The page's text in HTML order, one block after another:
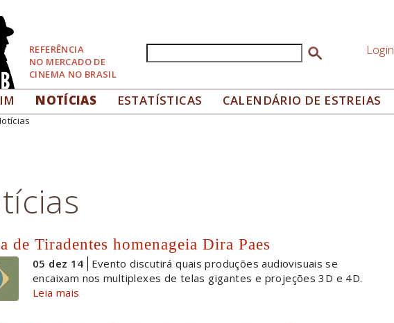
REFERÊNCIA
NO MERCADO DE
CINEMA NO BRASIL
Formulário de busca Login
NOTÍCIAS ESTATÍSTICAS CALENDÁRIO DE ESTREIAS
aqui
de Tiradentes homenageia Dira Paes
05 dez 14
Evento discutirá quais produções audiovisuais se
encaixam nos multiplexes de telas gigantes e projeções 3D e 4D.
Leia mais